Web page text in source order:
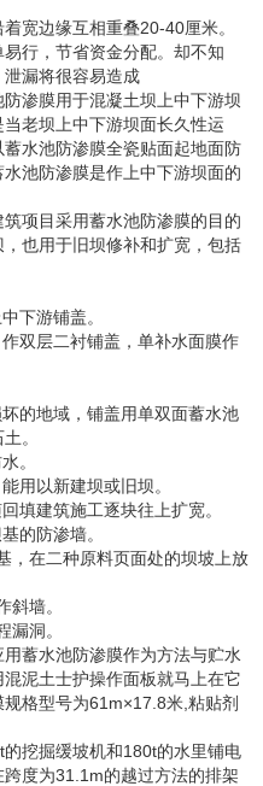
宽边缘互相重叠20-40厘米。
行，节省资金分配。却不知
漏将很容易造成
渗膜用于混凝土坝上中下游坝
老坝上中下游坝面长久性运
水池防渗膜全瓷贴面起地面防
池防渗膜是作上中下游坝面的
项目采用蓄水池防渗膜的目的
也用于旧坝修补和扩宽，包括
下游铺盖。
双层二衬铺盖，单补水面膜作
的地域，铺盖用单双面蓄水池
。
。
用以新建坝或旧坝。
填建筑施工逐块往上扩宽。
的防渗墙。
，在二种原料页面处的坝坡上放
斜墙。
漏洞。
蓄水池防渗膜作为方法与贮水
泥土士护操作面板就马上在它
格型号为61m×17.8米,粘贴剂
挖掘缓坡机和180t的水里铺电
度为31.1m的越过方法的排架